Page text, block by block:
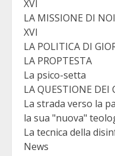
XVI
LA MISSIONE DI
XVI
LA POLITICA DI
LA PROPTESTA
La psico-setta
LA QUESTIONE DEI
La strada verso la
la sua "nuova"
La tecnica della
News